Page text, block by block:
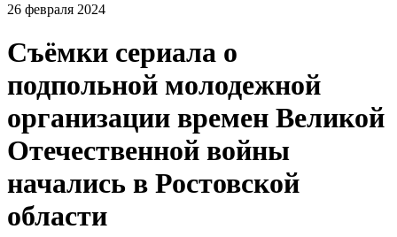
26 февраля 2024
Съёмки сериала о
подпольной молодежной
организации времен Великой
Отечественной войны
начались в Ростовской
области